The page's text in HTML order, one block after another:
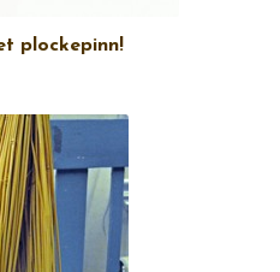
plockepinn!